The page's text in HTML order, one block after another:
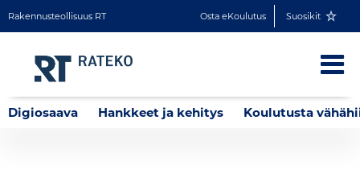
Rakennusteollisuus RT Osta eKoulutus Suosikit
Digiosaava Hankkeet ja kehitys Koulutusta